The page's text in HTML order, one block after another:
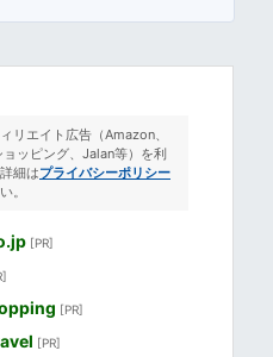
リエイト広告（Amazon、
ッピング、Jalan等）を利
細はプライバシーポリシー
。
[PR]
[PR]
[PR]